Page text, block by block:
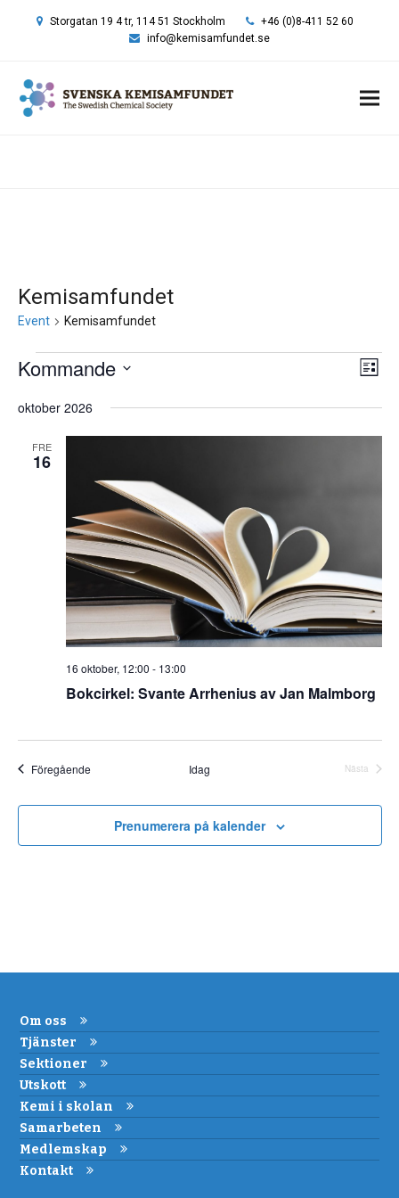
Storgatan 19 4 tr, 114 51 Stockholm
+46 (0)8-411 52 60
info@kemisamfundet.se
Kemisamfundet
Event Kemisamfundet
Event
Vy-
Lista
Kommande
datum.
oktober 2026
FRE
16
Bokcirkel: Svante Arrhenius av Jan Malmborg
16 oktober, 12:00 - 13:00
FöregåendeEvent Idag
Nästa
Prenumerera på kalender
Om oss
Tjänster
Sektioner
Utskott
Kemi i skolan
Samarbeten
Medlemskap
Kontakt